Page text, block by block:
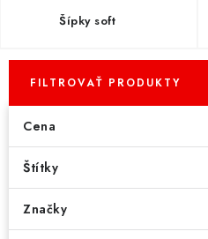
NÁSADKY
HROTY
PUZDRÁ
PRÍSLUŠENSTVO
Šípky soft
FILTROVAŤ PRODUKTY
Cena
Štítky
Značky